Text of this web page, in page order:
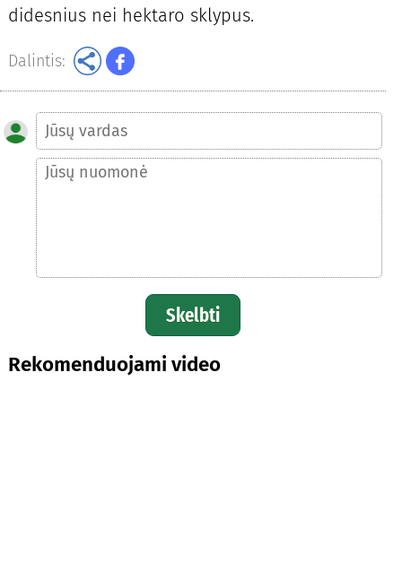
didesnius nei hektaro sklypus.
Dalintis:
Skelbti
Rekomenduojami video